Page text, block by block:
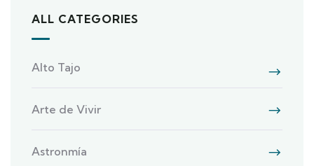
ALL CATEGORIES
Alto Tajo
Arte de Vivir
Astronmía